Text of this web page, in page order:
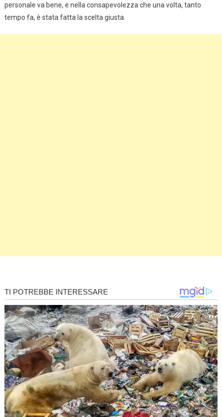
personale va bene, e nella consapevolezza che una volta, tanto
tempo fa, è stata fatta la scelta giusta.